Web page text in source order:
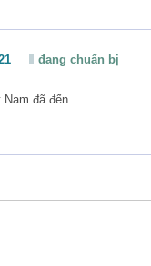
đang chuẩn bị
Nam đã đến